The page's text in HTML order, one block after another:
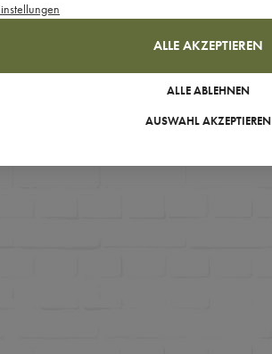
ALLE AKZEPTIEREN
ALLE ABLEHNEN
AUSWAHL AKZEPTIEREN